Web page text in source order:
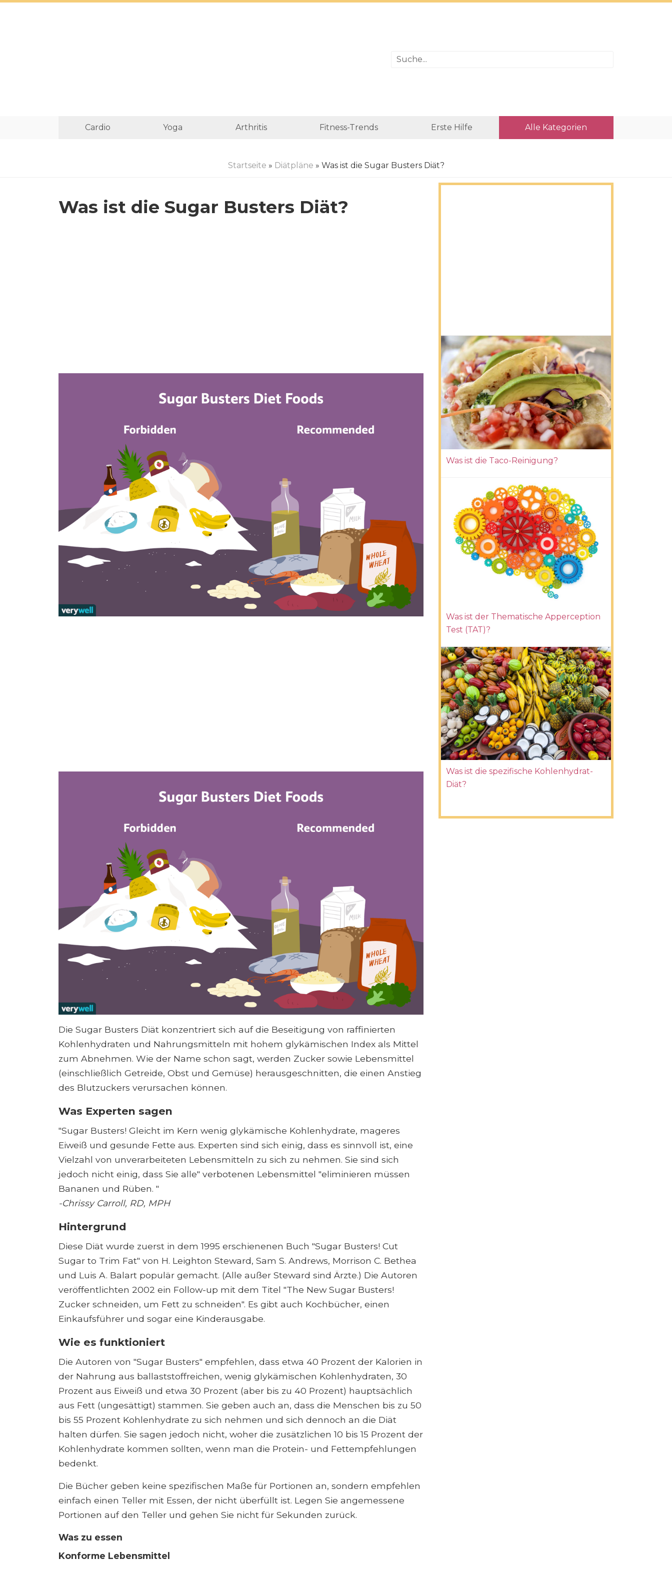
Cardio Yoga Arthritis Fitness-Trends Erste Hilfe Alle Kategorien
Startseite » Diätpläne » Was ist die Sugar Busters Diät?
Was ist die Sugar Busters Diät?
Die Sugar Busters Diät konzentriert sich auf die Beseitigung von raffinierten
Kohlenhydraten und Nahrungsmitteln mit hohem glykämischen Index als Mittel
zum Abnehmen. Wie der Name schon sagt, werden Zucker sowie Lebensmittel
(einschließlich Getreide, Obst und Gemüse) herausgeschnitten, die einen Anstieg
des Blutzuckers verursachen können.
Was Experten sagen
"Sugar Busters! Gleicht im Kern wenig glykämische Kohlenhydrate, mageres
Eiweiß und gesunde Fette aus. Experten sind sich einig, dass es sinnvoll ist, eine
Vielzahl von unverarbeiteten Lebensmitteln zu sich zu nehmen. Sie sind sich
jedoch nicht einig, dass Sie alle" verbotenen Lebensmittel "eliminieren müssen
Bananen und Rüben. "
-Chrissy Carroll, RD, MPH
Hintergrund
Diese Diät wurde zuerst in dem 1995 erschienenen Buch "Sugar Busters! Cut
Sugar to Trim Fat" von H. Leighton Steward, Sam S. Andrews, Morrison C. Bethea
und Luis A. Balart populär gemacht. (Alle außer Steward sind Ärzte.) Die Autoren
veröffentlichten 2002 ein Follow-up mit dem Titel "The New Sugar Busters!
Zucker schneiden, um Fett zu schneiden". Es gibt auch Kochbücher, einen
Einkaufsführer und sogar eine Kinderausgabe.
Wie es funktioniert
Die Autoren von "Sugar Busters" empfehlen, dass etwa 40 Prozent der Kalorien in
der Nahrung aus ballaststoffreichen, wenig glykämischen Kohlenhydraten, 30
Prozent aus Eiweiß und etwa 30 Prozent (aber bis zu 40 Prozent) hauptsächlich
aus Fett (ungesättigt) stammen. Sie geben auch an, dass die Menschen bis zu 50
bis 55 Prozent Kohlenhydrate zu sich nehmen und sich dennoch an die Diät
halten dürfen. Sie sagen jedoch nicht, woher die zusätzlichen 10 bis 15 Prozent der
Kohlenhydrate kommen sollten, wenn man die Protein- und Fettempfehlungen
bedenkt.
Die Bücher geben keine spezifischen Maße für Portionen an, sondern empfehlen
einfach einen Teller mit Essen, der nicht überfüllt ist. Legen Sie angemessene
Portionen auf den Teller und gehen Sie nicht für Sekunden zurück.
Was zu essen
Konforme Lebensmittel
Was ist die Taco-Reinigung?
Was ist der Thematische Apperception
Test (TAT)?
Was ist die spezifische Kohlenhydrat-
Diät?